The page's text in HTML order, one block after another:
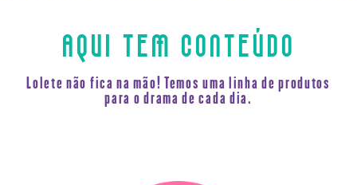
AQUI TEM CONTEÚDO
Lolete não fica na mão! Temos uma linha de produtos
para o drama de cada dia.